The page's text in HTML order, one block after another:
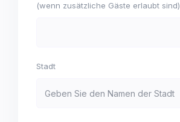
(wenn zusätzliche Gäste erlaubt sind)
Stadt